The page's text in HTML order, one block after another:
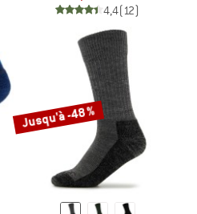
4,4(12)
Jusqu'à -48 %